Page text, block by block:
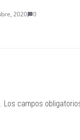
2020 0
Los campos